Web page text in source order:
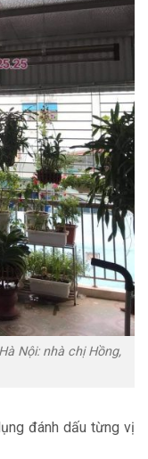
Nội: nhà chị Hồng,
đánh dấu từng vị